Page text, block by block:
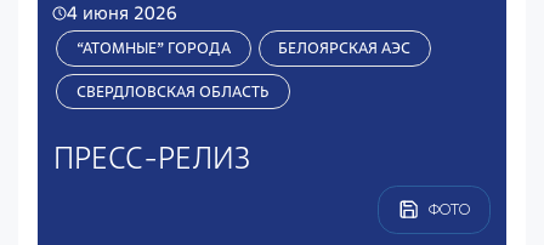
4 июня 2026
“АТОМНЫЕ” ГОРОДА БЕЛОЯРСКАЯ АЭС
СВЕРДЛОВСКАЯ ОБЛАСТЬ
ПРЕСС-РЕЛИЗ
ФОТО